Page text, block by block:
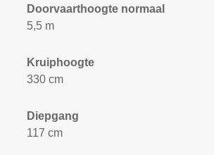
Doorvaarthoogte normaal
5,5 m
Kruiphoogte
330 cm
Diepgang
117 cm